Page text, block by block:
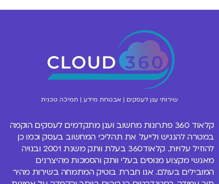
שירותי ענן לעסקים | אבטחת מידע | תמיכה טכנית
קלאוד 360 פתרונות מחשוב וענן מתקדמים לעסקים הוקמה
במטרה להנגיש ולייעל את תהליכי המחשוב בעסק וכמו כן
להוזיל עלויות. קלאוד360 בעלת וותק משנת 2001 ובנויה
מאנשי מקצוע מנוסים בעלי וותק והסמכות מהיצרנים
המובילים בעולם. אנו חברת בוטיק המתמחה בשירות מהיר